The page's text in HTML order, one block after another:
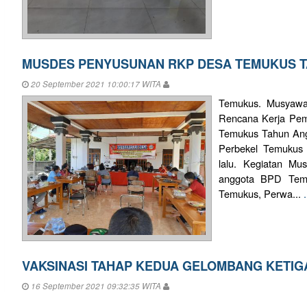
MUSDES PENYUSUNAN RKP DESA TEMUKUS
20 September 2021 10:00:17 WITA
Temukus.
Rencana Kerja
Temukus Tahun
Perbekel
lalu. Kegiatan
anggota BPD
Temukus, Perwa...
VAKSINASI TAHAP KEDUA GELOMBANG
16 September 2021 09:32:35 WITA